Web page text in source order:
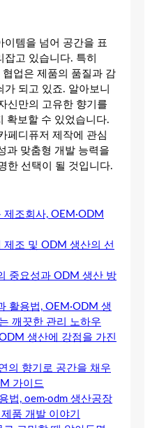
이템을 넘어 공간을 표
고 있습니다. 특히
업은 제품의 품질과 감
되고 있죠. 알아보니
신만의 고유한 향기를
확보할 수 있었습니다.
페디퓨저 제작에 관심
과 맞춤형 개발 능력을
한 선택이 될 것입니다.
조회사, OEM·ODM
제조 및 ODM 생산의 선
중요성과 ODM 생산 방
활용법, OEM·ODM 생
깨끗한 관리 노하우
생산에 강점을 가진
의 향기로 공간을 채우
가이드
법, oem·odm 생산공장
품 개발 이야기